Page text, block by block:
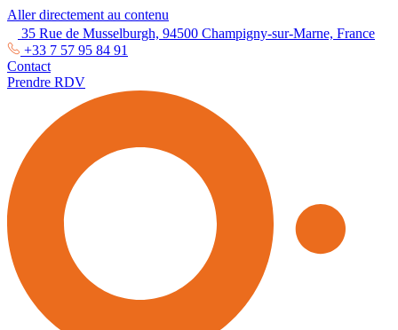
Aller directement au contenu
35 Rue de Musselburgh, 94500 Champigny-sur-Marne, France
+33 7 57 95 84 91
Contact
Prendre RDV